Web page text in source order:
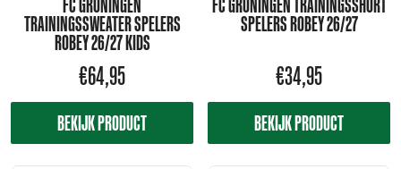
FC GRONINGEN
TRAININGSSWEATER SPELERS
ROBEY 26/27 KIDS
€64,95
BEKIJK PRODUCT
FC GRONINGEN TRAININGSSHORT
SPELERS ROBEY 26/27
€34,95
BEKIJK PRODUCT